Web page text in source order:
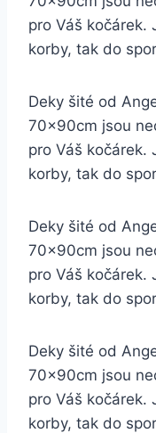
pro Váš kočárek.
korby, tak do
Deky šité od
70x90cm jsou
pro Váš kočárek.
korby, tak do
Deky šité od
70x90cm jsou
pro Váš kočárek.
korby, tak do
Deky šité od
70x90cm jsou
pro Váš kočárek.
korby, tak do